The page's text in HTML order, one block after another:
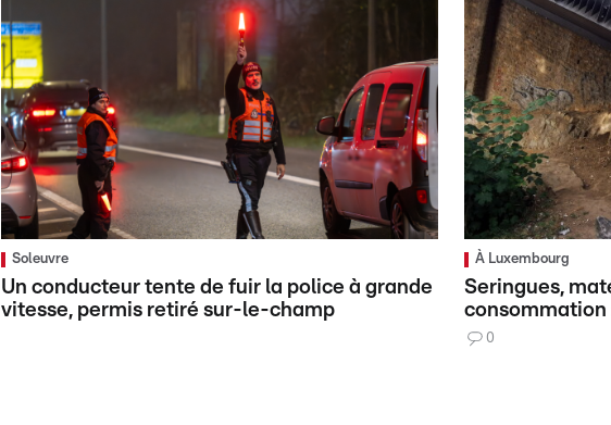
Soleuvre
Un conducteur tente de fuir la police à grande
vitesse, permis retiré sur-le-champ
À Luxembourg
Seringues,
consommation
0